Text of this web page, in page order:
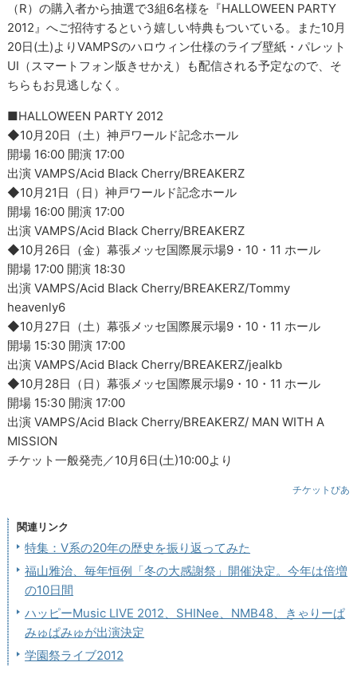
（R）の購入者から抽選で3組6名様を『HALLOWEEN PARTY
2012』へご招待するという嬉しい特典もついている。また10月
20日(土)よりVAMPSのハロウィン仕様のライブ壁紙・パレット
UI（スマートフォン版きせかえ）も配信される予定なので、そ
ちらもお見逃しなく。
■HALLOWEEN PARTY 2012
◆10月20日（土）神戸ワールド記念ホール
開場 16:00 開演 17:00
出演 VAMPS/Acid Black Cherry/BREAKERZ
◆10月21日（日）神戸ワールド記念ホール
開場 16:00 開演 17:00
出演 VAMPS/Acid Black Cherry/BREAKERZ
◆10月26日（金）幕張メッセ国際展示場9・10・11 ホール
開場 17:00 開演 18:30
出演 VAMPS/Acid Black Cherry/BREAKERZ/Tommy
heavenly6
◆10月27日（土）幕張メッセ国際展示場9・10・11 ホール
開場 15:30 開演 17:00
出演 VAMPS/Acid Black Cherry/BREAKERZ/jealkb
◆10月28日（日）幕張メッセ国際展示場9・10・11 ホール
開場 15:30 開演 17:00
出演 VAMPS/Acid Black Cherry/BREAKERZ/ MAN WITH A
MISSION
チケット一般発売／10月6日(土)10:00より
チケットぴあ
関連リンク
特集：V系の20年の歴史を振り返ってみた
福山雅治、毎年恒例「冬の大感謝祭」開催決定。今年は倍増
の10日間
ハッピーMusic LIVE 2012、SHINee、NMB48、きゃりーぱ
みゅぱみゅが出演決定
学園祭ライブ2012